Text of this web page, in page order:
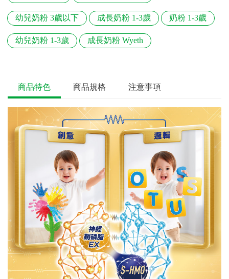
幼兒奶粉 3歲以下 成長奶粉 1-3歲 奶粉 1-3歲
幼兒奶粉 1-3歲 成長奶粉 Wyeth
商品特色 商品規格 注意事項